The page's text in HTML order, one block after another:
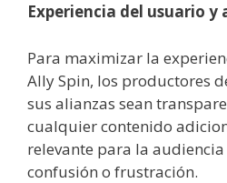
Experiencia del usuario y
Para maximizar la
Ally Spin, los productores
sus alianzas sean
cualquier contenido
relevante para la
confusión o frustración.